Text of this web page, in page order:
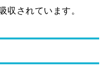
収されています。